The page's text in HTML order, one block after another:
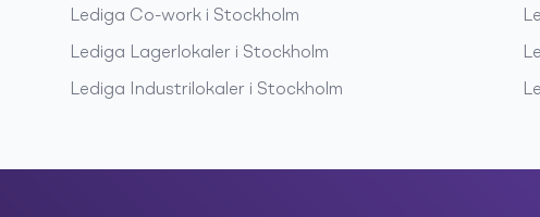
Lediga Co-work i Stockholm
Lediga Lagerlokaler i Stockholm
Lediga Industrilokaler i Stockholm